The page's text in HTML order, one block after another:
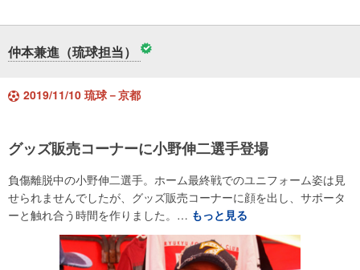
仲本兼進（琉球担当）
2019/11/10 琉球－京都
グッズ販売コーナーに小野伸二選手登場
負傷離脱中の小野伸二選手。ホーム最終戦でのユニフォーム姿は見
せられませんでしたが、グッズ販売コーナーに顔を出し、サポータ
ーと触れ合う時間を作りました。… もっと見る